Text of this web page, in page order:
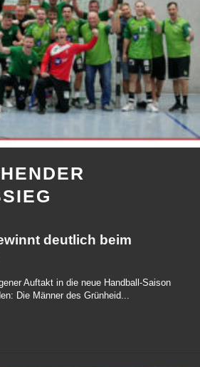
deutlich beim
Auftakt in die neue Handball-Saison
Die Männer des Grünheid...